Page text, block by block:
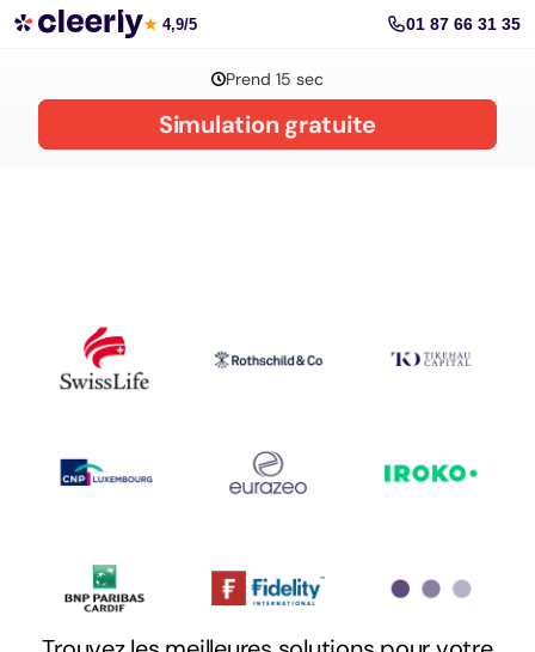
La gestion de patrimoine avec Cleerly
★ 4,9/5 01 87 66 31 35